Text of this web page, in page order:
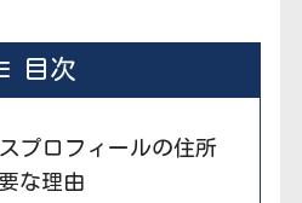
目次
プロフィールの住所
な理由